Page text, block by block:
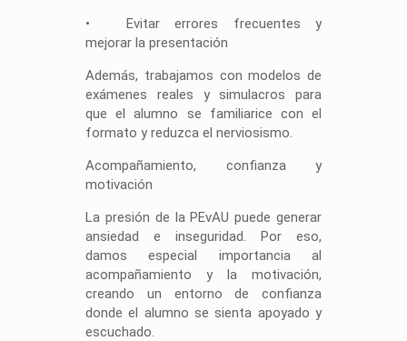
•
Evitar errores frecuentes y
mejorar la presentación
Además, trabajamos con modelos de
exámenes reales y simulacros para
que el alumno se familiarice con el
formato y reduzca el nerviosismo.
Acompañamiento, confianza y
motivación
La presión de la PEvAU puede generar
ansiedad e inseguridad. Por eso,
damos especial importancia al
acompañamiento y la motivación,
creando un entorno de confianza
donde el alumno se sienta apoyado y
escuchado.